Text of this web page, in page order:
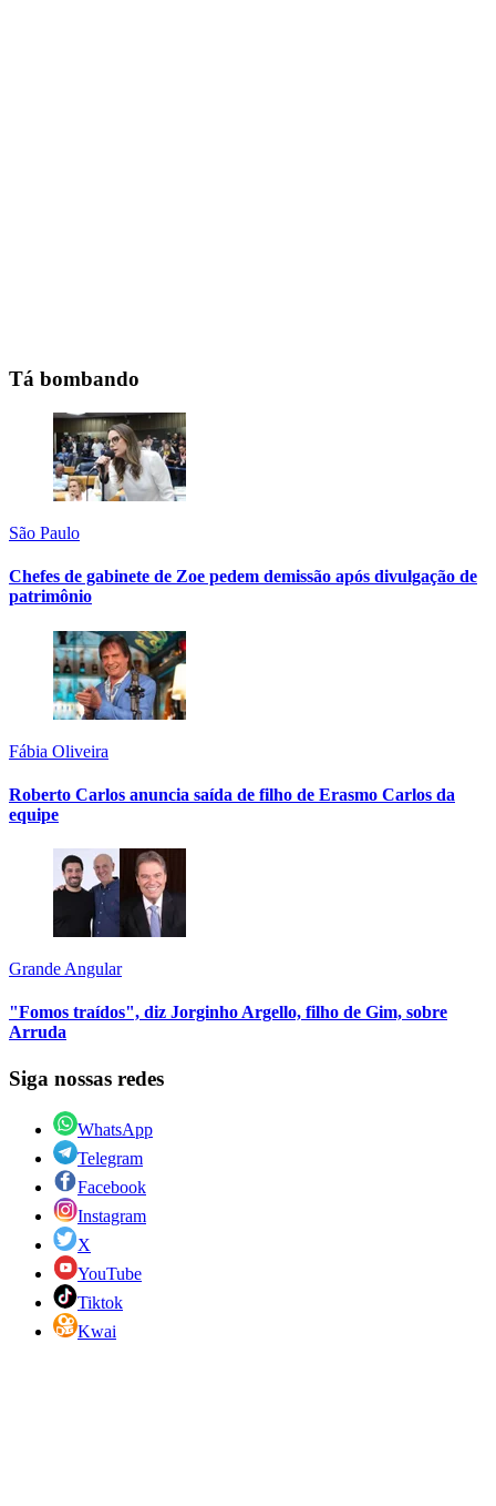
Tá bombando
São Paulo
Chefes de gabinete de Zoe pedem demissão após divulgação de
patrimônio
Fábia Oliveira
Roberto Carlos anuncia saída de filho de Erasmo Carlos da
equipe
Grande Angular
"Fomos traídos", diz Jorginho Argello, filho de Gim, sobre
Arruda
Siga nossas redes
WhatsApp
Telegram
Facebook
Instagram
X
YouTube
Tiktok
Kwai